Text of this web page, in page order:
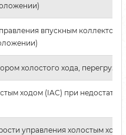
впускным
холостого хода, перегрузка
ходом (IAC) при
управления холостым